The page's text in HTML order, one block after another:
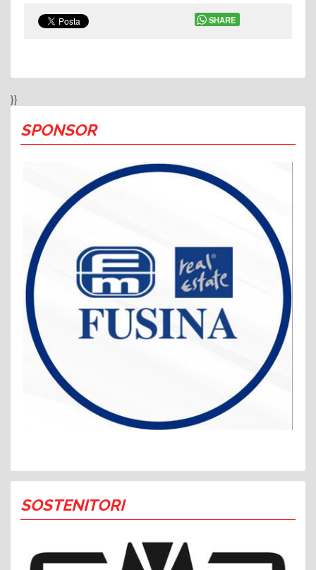
}}
SPONSOR
SOSTENITORI
SHARE